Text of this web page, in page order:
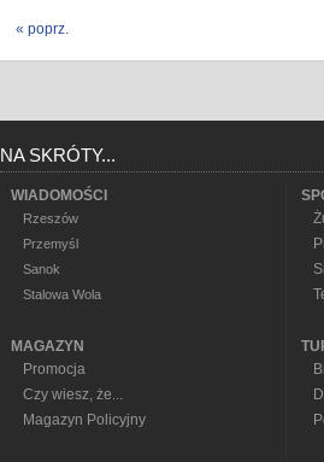
« poprz.
NA SKRÓTY...
WIADOMOŚCI
Rzeszów
Przemyśl
Sanok
Stalowa Wola
MAGAZYN
Promocja
Czy wiesz, że...
Magazyn Policyjny